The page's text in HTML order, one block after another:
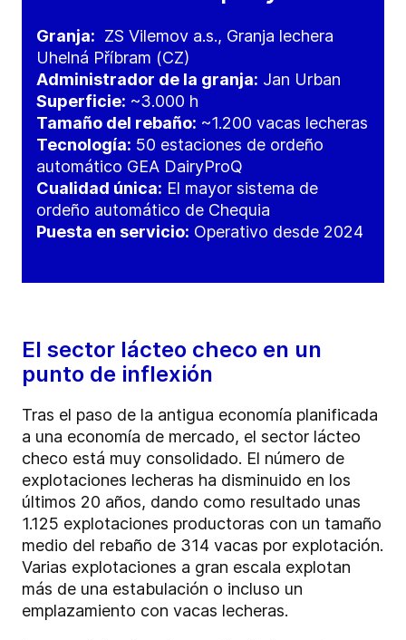
Granja: ZS Vilemov a.s., Granja lechera
Uhelná Příbram (CZ)
Administrador de la granja: Jan Urban
Superficie: ~3.000 h
Tamaño del rebaño: ~1.200 vacas lecheras
Tecnología: 50 estaciones de ordeño
automático GEA DairyProQ
Cualidad única: El mayor sistema de
ordeño automático de Chequia
Puesta en servicio: Operativo desde 2024
El sector lácteo checo en un
punto de inflexión
Tras el paso de la antigua economía planificada
a una economía de mercado, el sector lácteo
checo está muy consolidado. El número de
explotaciones lecheras ha disminuido en los
últimos 20 años, dando como resultado unas
1.125 explotaciones productoras con un tamaño
medio del rebaño de 314 vacas por explotación.
Varias explotaciones a gran escala explotan
más de una estabulación o incluso un
emplazamiento con vacas lecheras.